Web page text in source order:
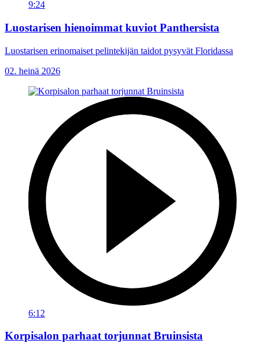
9:24
Luostarisen hienoimmat kuviot Panthersista
Luostarisen erinomaiset pelintekijän taidot pysyvät Floridassa
02. heinä 2026
6:12
Korpisalon parhaat torjunnat Bruinsista